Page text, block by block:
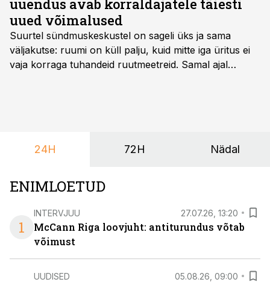
uuendus avab korraldajatele täiesti
uued võimalused
Suurtel sündmuskeskustel on sageli üks ja sama
väljakutse: ruumi on küll palju, kuid mitte iga üritus ei
vaja korraga tuhandeid ruutmeetreid. Samal ajal
nendele vajadustele vastanud uuendusega, mis pakub
24H 72H Nädal
ENIMLOETUD
1
INTERVJUU 27.07.26, 13:20
McCann Riga loovjuht: antiturundus võtab
võimust
UUDISED 05.08.26, 09:00